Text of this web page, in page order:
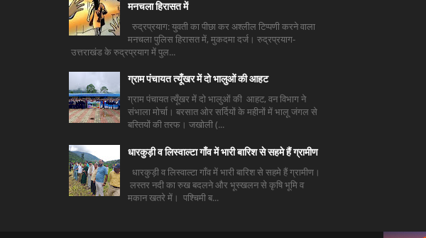
मनचला हिरासत में
रुद्रप्रयाग: युवती का पीछा कर अश्लील टिप्पणी करने वाला
मनचला पुलिस हिरासत में, मुकदमा दर्ज। रुद्रप्रयाग-
उत्तराखंड के रुद्रप्रयाग में पुल...
ग्राम पंचायत त्यूँखर में दो भालुओं की आहट
ग्राम पंचायत त्यूँखर में दो भालुओं की आहट, वन विभाग ने
संभाला मोर्चा। बरसात ओर सर्दियों के महीनों में भालू जंगल से
बस्तियों की तरफ। जखोली (...
धारकुड़ी व लिस्वाल्टा गाँव में भारी बारिश से सहमे हैं ग्रामीण
धारकुड़ी व लिस्वाल्टा गाँव में भारी बारिश से सहमे हैं ग्रामीण।
लस्तर नदी का रुख बदलने और भूस्खलन से कृषि भूमि व
मकान खतरे में। पश्चिमी ब...